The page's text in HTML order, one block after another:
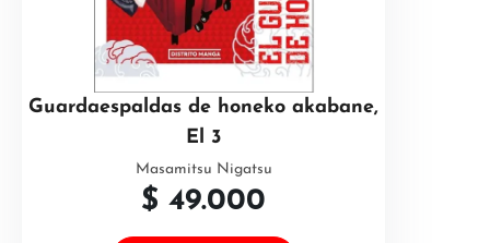
Guardaespaldas de honeko akabane,
El 3
Masamitsu Nigatsu
$ 49.000